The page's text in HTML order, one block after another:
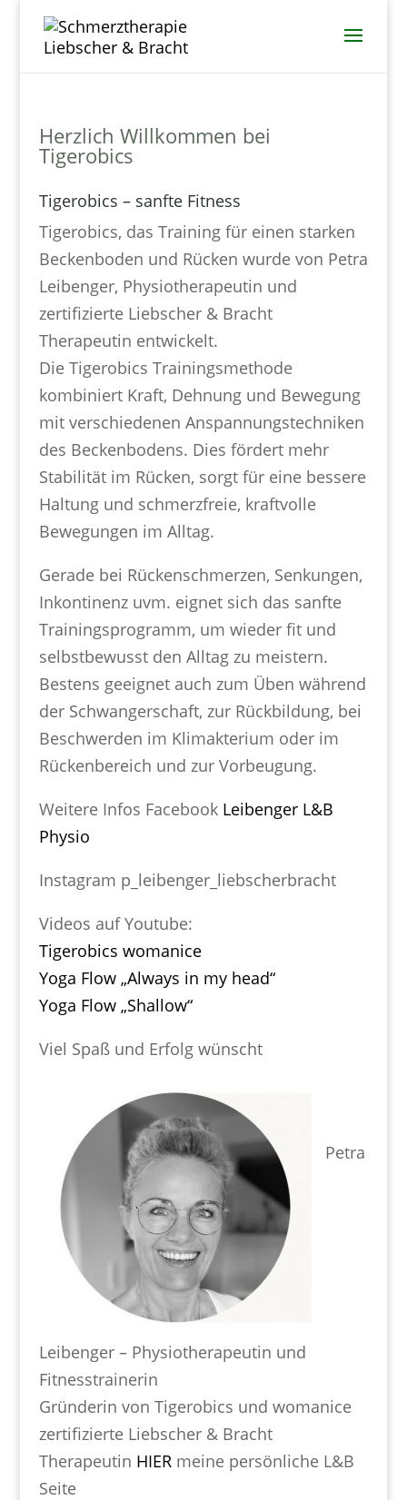
Herzlich Willkommen bei
Tigerobics
Tigerobics – sanfte Fitness
Tigerobics, das Training für einen starken
Beckenboden und Rücken wurde von Petra
Leibenger, Physiotherapeutin und
zertifizierte Liebscher & Bracht
Therapeutin entwickelt.
Die Tigerobics Trainingsmethode
kombiniert Kraft, Dehnung und Bewegung
mit verschiedenen Anspannungstechniken
des Beckenbodens. Dies fördert mehr
Stabilität im Rücken, sorgt für eine bessere
Haltung und schmerzfreie, kraftvolle
Bewegungen im Alltag.
Gerade bei Rückenschmerzen, Senkungen,
Inkontinenz uvm. eignet sich das sanfte
Trainingsprogramm, um wieder fit und
selbstbewusst den Alltag zu meistern.
Bestens geeignet auch zum Üben während
der Schwangerschaft, zur Rückbildung, bei
Beschwerden im Klimakterium oder im
Rückenbereich und zur Vorbeugung.
Weitere Infos Facebook Leibenger L&B
Physio
Instagram p_leibenger_liebscherbracht
Videos auf Youtube:
Tigerobics womanice
Yoga Flow „Always in my head“
Yoga Flow „Shallow“
Viel Spaß und Erfolg wünscht
Petra
Leibenger – Physiotherapeutin und
Fitnesstrainerin
Gründerin von Tigerobics und womanice
zertifizierte Liebscher & Bracht
Therapeutin HIERmeine persönliche L&B
Seite